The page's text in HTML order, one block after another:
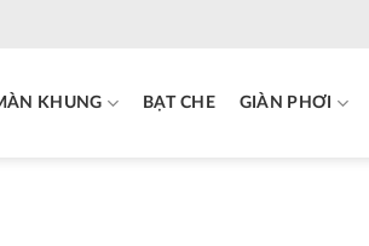
KHUNG BẠT CHE GIÀN PHƠI